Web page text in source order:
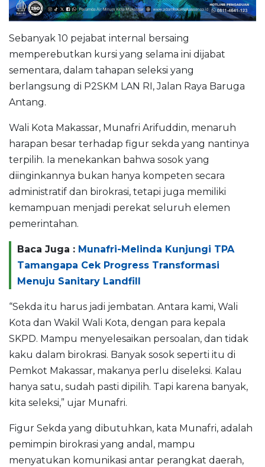
Sebanyak 10 pejabat internal bersaing
memperebutkan kursi yang selama ini dijabat
sementara, dalam tahapan seleksi yang
berlangsung di P2SKM LAN RI, Jalan Raya Baruga
Antang.
Wali Kota Makassar, Munafri Arifuddin, menaruh
harapan besar terhadap figur sekda yang nantinya
terpilih. Ia menekankan bahwa sosok yang
diinginkannya bukan hanya kompeten secara
administratif dan birokrasi, tetapi juga memiliki
kemampuan menjadi perekat seluruh elemen
pemerintahan.
Baca Juga : Munafri-Melinda Kunjungi TPA
Tamangapa Cek Progress Transformasi
Menuju Sanitary Landfill
“Sekda itu harus jadi jembatan. Antara kami, Wali
Kota dan Wakil Wali Kota, dengan para kepala
SKPD. Mampu menyelesaikan persoalan, dan tidak
kaku dalam birokrasi. Banyak sosok seperti itu di
Pemkot Makassar, makanya perlu diseleksi. Kalau
hanya satu, sudah pasti dipilih. Tapi karena banyak,
kita seleksi,” ujar Munafri.
Figur Sekda yang dibutuhkan, kata Munafri, adalah
pemimpin birokrasi yang andal, mampu
menyatukan komunikasi antar perangkat daerah,